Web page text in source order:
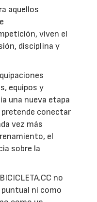
aquellos
viven el
disciplina y
equipos y
una nueva etapa
pretende conectar
vez más
el
sobre la
no
ni como